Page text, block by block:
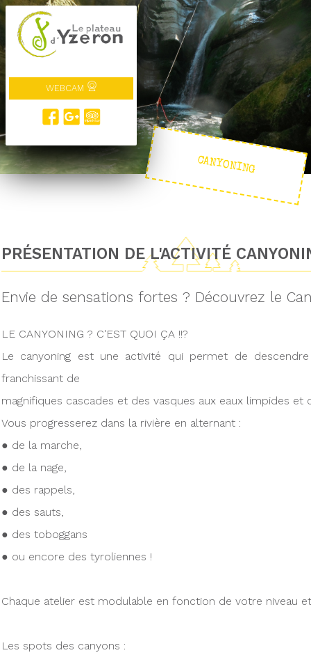
WEBCAM
CANYONING
PRÉSENTATION DE L'ACTIVITÉ
Envie de sensations fortes ? Découvrez le
LE CANYONING ? C'EST QUOI ÇA !!?
Le canyoning est une activité qui permet de
franchissant de
magnifiques cascades et des vasques aux eaux limpides et
Vous progresserez dans la rivière en alternant :
● de la marche,
● de la nage,
● des rappels,
● des sauts,
● des toboggans
● ou encore des tyroliennes !
Chaque atelier est modulable en fonction de votre niveau
Les spots des canyons :